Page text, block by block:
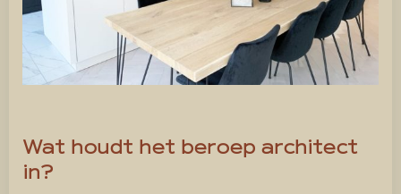
Wat houdt het beroep architect
in?